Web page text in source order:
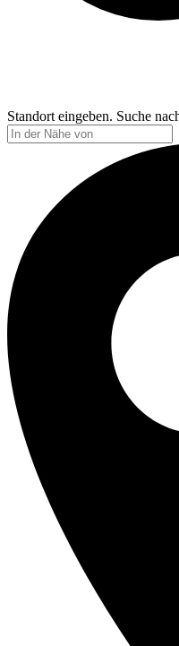
Standort eingeben. Suche